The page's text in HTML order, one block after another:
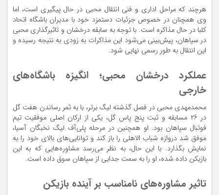
هرچند که مراحل اداری و فنی انتقال محبی در حال پیگیری است، اما
وی همچنان در خصوص جزئیات دستمزد خود با مدیران باشگاه اتحاد
کلبا در حال مذاکره است. با توجه به سابقه درخشان و تاثیرگذاری محبی
در سپاهان، پیش‌بینی می‌شود این مذاکرات به زودی به نتیجه رسیده و
این انتقال به طور رسمی نهایی شود.
عملکرد درخشان محبی؛ انگیزه باشگاه‌های
خارجی
محمدمهدی محبی در فصل گذشته لیگ برتر، با به ثمر رساندن هفت گل
در ۲۶ مسابقه و ثبت پنج پاس گل، یکی از ارکان اصلی موفقیت تیم
فوتبال سپاهان بود. او همچنین در مرحله پلی‌آف لیگ نخبگان آسیا،
موفق شد دروازه شباب الاهلی را باز کند و توانایی‌های بالای خود را به
نمایش بگذارد. با این حال، به نظر می‌رسد مشاوره‌هایی که به این
بازیکن داده شده، او را به سمت جدایی از سپاهان سوق داده است.
تاثیر مشاوره‌های نامناسب بر آینده بازیکن